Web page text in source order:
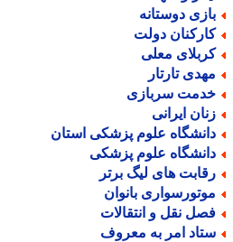
دوستانه
دولت
معلی
تارتار
سربازی
ایرانی
علوم پزشکی استان
علوم پزشکی
های لیگ برتر
بانوان
نقل و انتقالات
امر به معروف